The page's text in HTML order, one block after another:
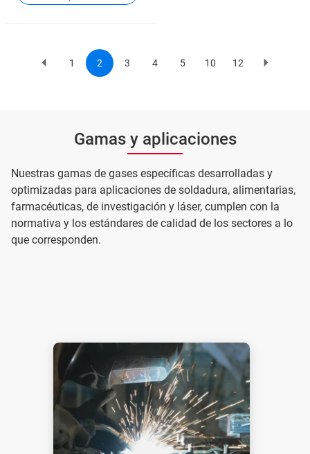
PreviousPage
1
Current
page
2 Page
3 Page
4 Page
5 Page
10 Page
12
Next
Gamas y aplicaciones
Nuestras gamas de gases específicas desarrolladas y
optimizadas para aplicaciones de soldadura, alimentarias,
farmacéuticas, de investigación y láser, cumplen con la
normativa y los estándares de calidad de los sectores a lo
que corresponden.